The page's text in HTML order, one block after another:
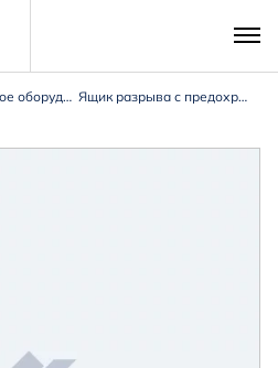
Низковольтное оборудование 0,4кВ Ящик разрыва с предохранителями ЯРП